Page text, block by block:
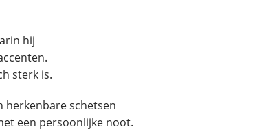
hij
sterk is.
herkenbare schetsen
een persoonlijke noot.